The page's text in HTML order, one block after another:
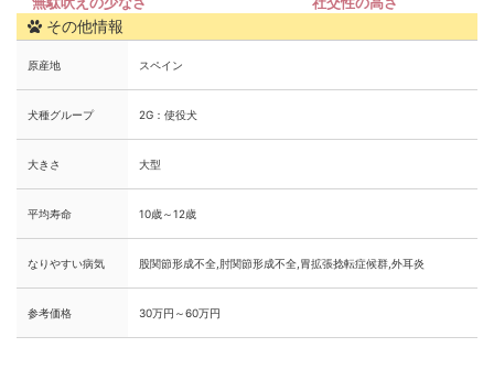
その他情報
原産地 スペイン
犬種グループ 2G：使役犬
大きさ 大型
平均寿命 10歳～12歳
なりやすい病気 股関節形成不全,肘関節形成不全,胃拡張捻転症候群,外耳炎
参考価格 30万円～60万円